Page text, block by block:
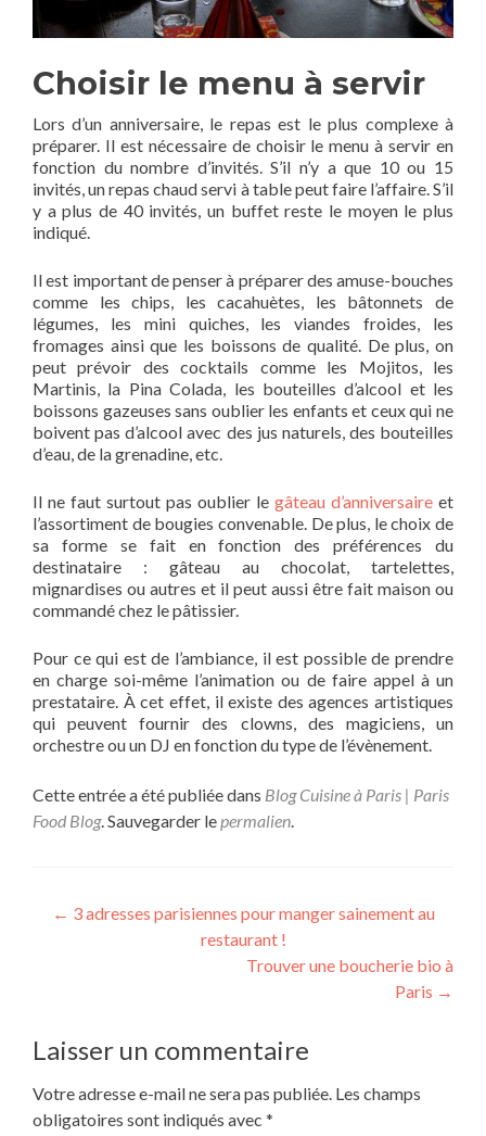
Choisir le menu à servir
Lors d’un anniversaire, le repas est le plus complexe à
préparer. Il est nécessaire de choisir le menu à servir en
fonction du nombre d’invités. S’il n’y a que 10 ou 15
invités, un repas chaud servi à table peut faire l’affaire. S’il
y a plus de 40 invités, un buffet reste le moyen le plus
indiqué.
Il est important de penser à préparer des amuse-bouches
comme les chips, les cacahuètes, les bâtonnets de
légumes, les mini quiches, les viandes froides, les
fromages ainsi que les boissons de qualité. De plus, on
peut prévoir des cocktails comme les Mojitos, les
Martinis, la Pina Colada, les bouteilles d’alcool et les
boissons gazeuses sans oublier les enfants et ceux qui ne
boivent pas d’alcool avec des jus naturels, des bouteilles
d’eau, de la grenadine, etc.
Il ne faut surtout pas oublier le gâteau d’anniversaire et
l’assortiment de bougies convenable. De plus, le choix de
sa forme se fait en fonction des préférences du
destinataire : gâteau au chocolat, tartelettes,
mignardises ou autres et il peut aussi être fait maison ou
commandé chez le pâtissier.
Pour ce qui est de l’ambiance, il est possible de prendre
en charge soi-même l’animation ou de faire appel à un
prestataire. À cet effet, il existe des agences artistiques
qui peuvent fournir des clowns, des magiciens, un
orchestre ou un DJ en fonction du type de l’évènement.
Cette entrée a été publiée dans Blog Cuisine à Paris | Paris
Food Blog. Sauvegarder le permalien
Navigation
← 3 adresses parisiennes pour manger sainement au
restaurant !
Trouver une boucherie bio à
Paris →
Laisser un commentaire
Votre adresse e-mail ne sera pas publiée. Les champs
obligatoires sont indiqués avec *